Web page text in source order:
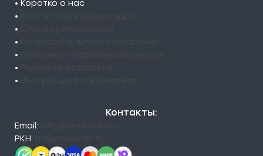
• Коротко о нас
•
•
•
•
•
•
Контакты:
Email:
РКН: